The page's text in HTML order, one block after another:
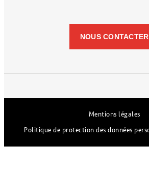
NOUS CONTACTER
Mentions légales
Politique de protection des données